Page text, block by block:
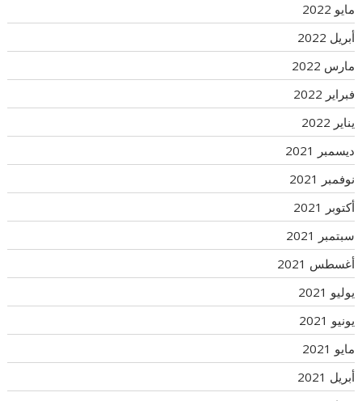
مايو 2022
أبريل 2022
مارس 2022
فبراير 2022
يناير 2022
ديسمبر 2021
نوفمبر 2021
أكتوبر 2021
سبتمبر 2021
أغسطس 2021
يوليو 2021
يونيو 2021
مايو 2021
أبريل 2021